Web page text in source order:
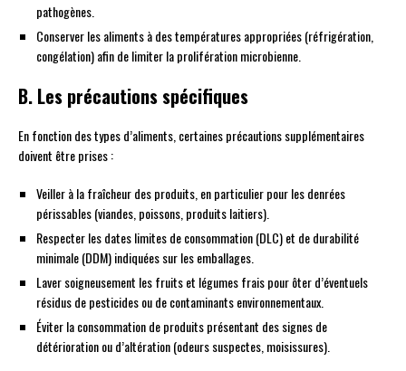
pathogènes.
Conserver les aliments à des températures appropriées (réfrigération,
congélation) afin de limiter la prolifération microbienne.
B. Les précautions spécifiques
En fonction des types d’aliments, certaines précautions supplémentaires
doivent être prises :
Veiller à la fraîcheur des produits, en particulier pour les denrées
périssables (viandes, poissons, produits laitiers).
Respecter les dates limites de consommation (DLC) et de durabilité
minimale (DDM) indiquées sur les emballages.
Laver soigneusement les fruits et légumes frais pour ôter d’éventuels
résidus de pesticides ou de contaminants environnementaux.
Éviter la consommation de produits présentant des signes de
détérioration ou d’altération (odeurs suspectes, moisissures).